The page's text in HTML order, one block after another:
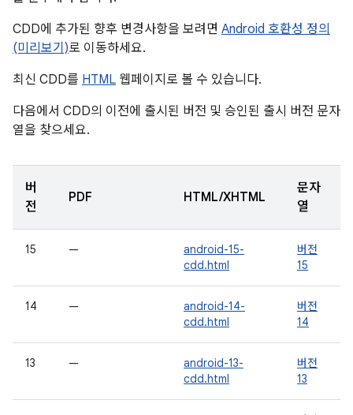
CDD에 추가된 향후 변경사항을 보려면 Android 호환성 정의
(미리보기)로 이동하세요.
최신 CDD를 HTML 웹페이지로 볼 수 있습니다.
다음에서 CDD의 이전에 출시된 버전 및 승인된 출시 버전 문자
열을 찾으세요.
버
전
PDF HTML/XHTML
문자
열
15 —
android-15-
cdd.html
버전
15
14 —
android-14-
cdd.html
버전
14
13 —
android-13-
cdd.html
버전
13